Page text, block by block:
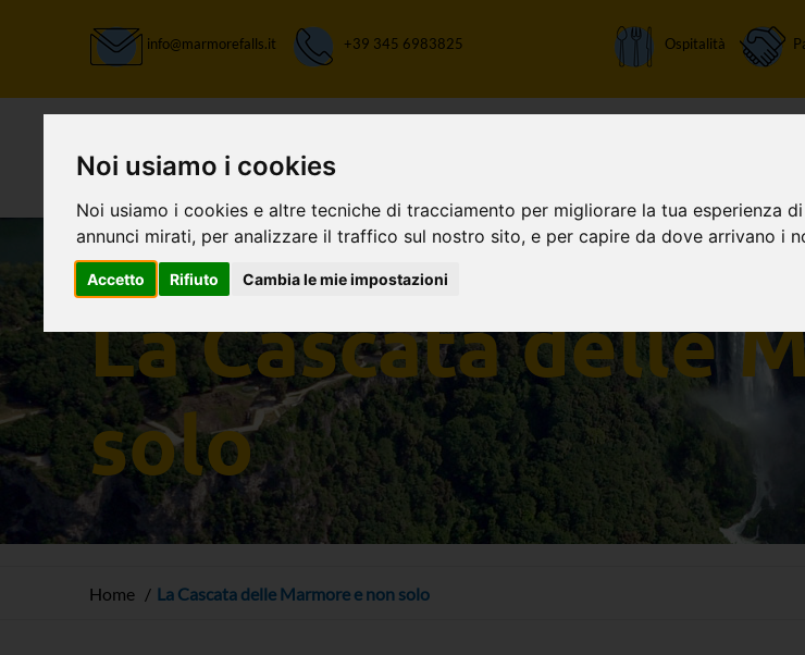
Noi usiamo i cookies
Noi usiamo i cookies e altre tecniche di tracciamento per migliorare la tua esperienza
annunci mirati, per analizzare il traffico sul nostro sito, e per capire da dove arrivano i
Accetto Rifiuto Cambia le mie impostazioni
info@marmorefalls.it +39 345 6983825 Ospitalità
LASCIATI STUPIRE:
La Cascata delle
solo
Home La Cascata delle Marmore e non solo